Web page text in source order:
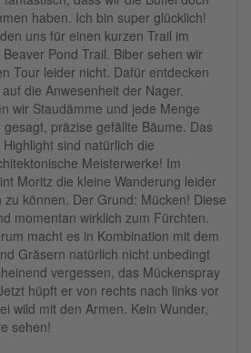
haben. Ich bin super glücklich!
uns für einen kurzen Trail im
Pond Trail. Biber sehen wir
Tour leider nicht. Dafür entdecken
die Anwesenheit der Nager.
wir Staudämme und jede Menge
präzise gefällte Bäume. Das
sind natürlich die
Meisterwerke! Im
Moritz die kleine Wanderung leider
können. Der Grund: Mücken! Diese
momentan wirklich zum Fürchten.
macht es in Kombination mit dem
Gräsern natürlich nicht unbedingt
vergessen, das Mückenspray
hüpft er von rechts nach links vor
wild mit den Armen. Kein Wunder,
sehen!